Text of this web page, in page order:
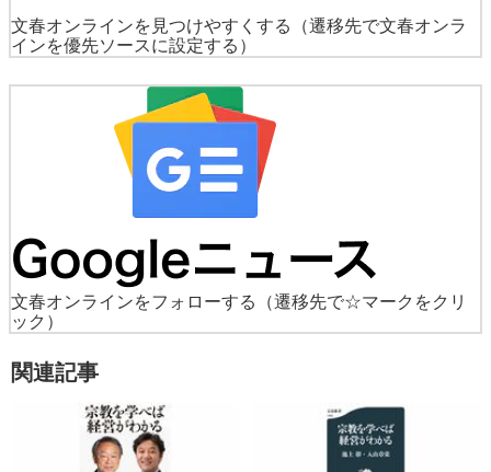
文春オンラインを見つけやすくする
（遷移先で文春オンラ
インを優先ソースに設定する）
文春オンラインをフォローする
（遷移先で☆マークをクリ
ック）
関連記事